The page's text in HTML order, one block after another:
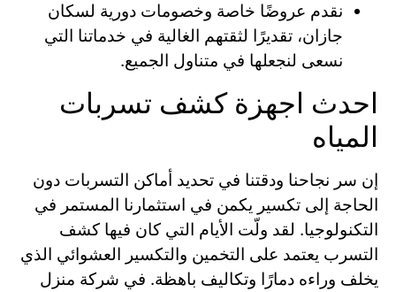
نقدم عروضًا خاصة وخصومات دورية لسكان
جازان، تقديرًا لثقتهم الغالية في خدماتنا التي
نسعى لنجعلها في متناول الجميع.
احدث اجهزة كشف تسربات
المياه
إن سر نجاحنا ودقتنا في تحديد أماكن التسربات دون
الحاجة إلى تكسير يكمن في استثمارنا المستمر في
التكنولوجيا. لقد ولّت الأيام التي كان فيها كشف
التسرب يعتمد على التخمين والتكسير العشوائي الذي
يخلف وراءه دمارًا وتكاليف باهظة. في شركة منزل